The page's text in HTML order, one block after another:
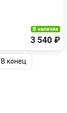
В наличии
3 540 ₽
В конец